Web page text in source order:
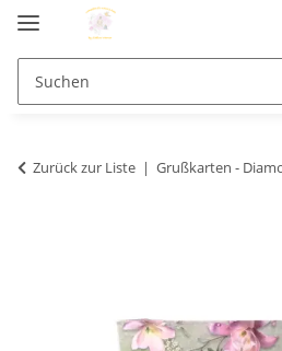
Zurück zur Liste Grußkarten -